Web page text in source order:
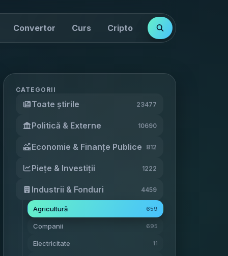
Convertor Curs Cripto Cotații
CATEGORII
Toate știrile 23477
Politică & Externe 10690
Economie & Finanțe Publice 812
Piețe & Investiții 1222
Industrii & Fonduri 4459
Agricultură 659
Companii 695
Electricitate 11